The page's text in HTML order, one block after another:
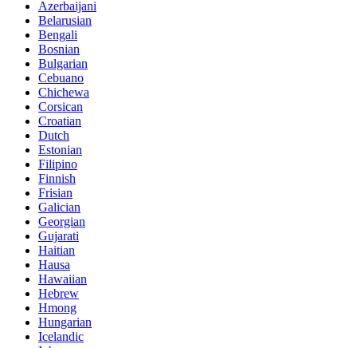
Azerbaijani
Belarusian
Bengali
Bosnian
Bulgarian
Cebuano
Chichewa
Corsican
Croatian
Dutch
Estonian
Filipino
Finnish
Frisian
Galician
Georgian
Gujarati
Haitian
Hausa
Hawaiian
Hebrew
Hmong
Hungarian
Icelandic